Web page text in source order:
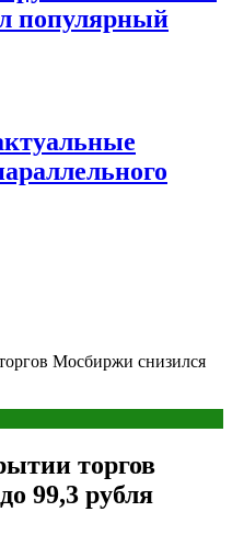
популярный
Мосбиржи снизился
торгов
99,3 рубля